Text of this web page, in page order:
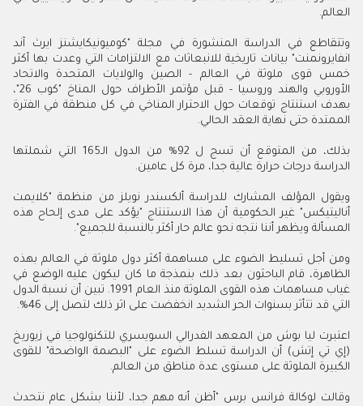
العالم.
وتتقاطع في الدراسة المنشورة في مجلة "كوميونيكايشنز ايرث آند
انفايرونمنت" بيانات تاريخية للانبعاثات مع الالتزامات التي وعدت بها أكثر
خمس قوى ملوثة في العالم - الصين والولايات المتحدة والاتحاد
الأوروبي والهند وروسيا - قبل مؤتمر الأطراف حول المناخ "كوب 26"،
بهدف استنتاج توقعات حول الاحترار المناخي في كل منطقة في الفترة
الممتدة حتى نهاية العقد الحالي.
بذلك، من المتوقع أن تسج ل 92% من الدول الـ165 التي شملتها
الدراسة درجات حرارة عالية جدا، مرة كل عامين.
ويقول المؤلف المشارك للدراسة ألكسندر نويلز من منظمة "كلايمت
أناليتيكس" غير الحكومية أن هذا الاستنتاج "يؤكد على مدى إلحاح هذه
المسألة ويظهر أننا نتجه نحو عالم حار أكثر بالنسبة للجميع".
ومن أجل تسليط الضوء على مساهمة أكثر دول ملوثة في العالم بهذه
الظاهرة، قام الباحثون بعد ذلك بنمذجة ما كان ليكون عليه الوضع في
غياب مساهمات هذه القوى الملوثة منذ العام 1991. تبين أن نسبة الدول
التي قد تتأثر بسنوات الحر الشديد انخفضت على اثر ذلك لتصل إلى 46%.
اعتبرت ليا بوش من المعهد الفدرالي السويسري للتكنولوجيا في زيوريخ
(إي تي إتش) أن الدراسة تسلط الضوء على "البصمة الواضحة" للقوى
الكبيرة الملوثة على مستوى عدة مناطق من العالم.
وقالت لوكالة فرانس برس "أظن أنه مهم جدا، لأننا بشكل عام نتحدث